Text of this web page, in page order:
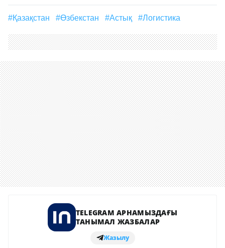
#Қазақстан #Өзбекстан #астық #логистика